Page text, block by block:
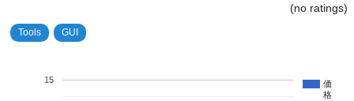
(no ratings)
Tools GUI
価
格
15